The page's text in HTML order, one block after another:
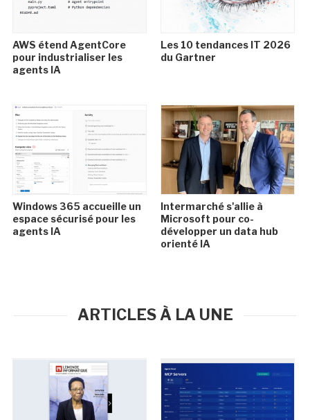
AWS étend AgentCore
pour industrialiser les
agents IA
Les 10 tendances IT 2026
du Gartner
Windows 365 accueille un
espace sécurisé pour les
agents IA
Intermarché s'allie à
Microsoft pour co-
développer un data hub
orienté IA
ARTICLES À LA UNE